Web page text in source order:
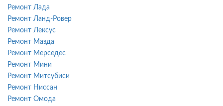
Ремонт Лада
Ремонт Ланд-Ровер
Ремонт Лексус
Ремонт Мазда
Ремонт Мерседес
Ремонт Мини
Ремонт Митсубиси
Ремонт Ниссан
Ремонт Омода